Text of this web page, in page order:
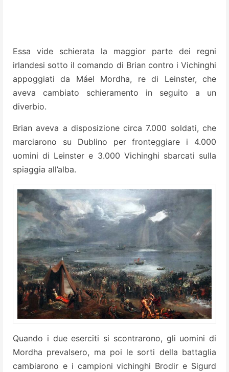
Essa vide schierata la maggior parte dei regni
irlandesi sotto il comando di Brian contro i Vichinghi
appoggiati da Máel Mordha, re di Leinster, che
aveva cambiato schieramento in seguito a un
diverbio.
Brian aveva a disposizione circa 7.000 soldati, che
marciarono su Dublino per fronteggiare i 4.000
uomini di Leinster e 3.000 Vichinghi sbarcati sulla
spiaggia all’alba.
Quando i due eserciti si scontrarono, gli uomini di
Mordha prevalsero, ma poi le sorti della battaglia
cambiarono e i campioni vichinghi Brodir e Sigurd